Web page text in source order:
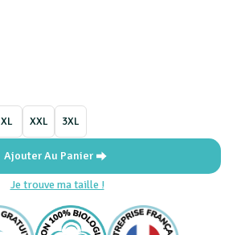
XL XXL 3XL
Ajouter Au Panier
Je trouve ma taille !